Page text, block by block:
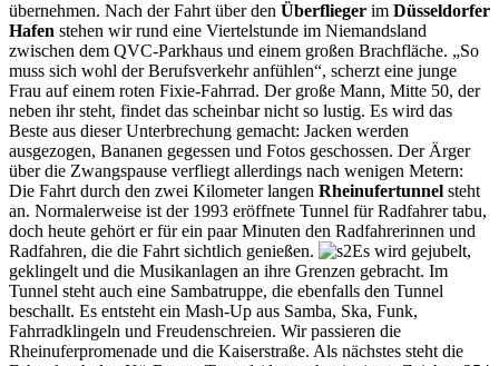
übernehmen. Nach der Fahrt über den Überflieger im Düsseldorfer
Hafen stehen wir rund eine Viertelstunde im Niemandsland
zwischen dem QVC-Parkhaus und einem großen Brachfläche. „So
muss sich wohl der Berufsverkehr anfühlen“, scherzt eine junge
Frau auf einem roten Fixie-Fahrrad. Der große Mann, Mitte 50, der
neben ihr steht, findet das scheinbar nicht so lustig. Es wird das
Beste aus dieser Unterbrechung gemacht: Jacken werden
ausgezogen, Bananen gegessen und Fotos geschossen. Der Ärger
über die Zwangspause verfliegt allerdings nach wenigen Metern:
Die Fahrt durch den zwei Kilometer langen Rheinufertunnel steht
an. Normalerweise ist der 1993 eröffnete Tunnel für Radfahrer tabu,
doch heute gehört er für ein paar Minuten den Radfahrerinnen und
Radfahren, die die Fahrt sichtlich genießen.
Es wird gejubelt,
geklingelt und die Musikanlagen an ihre Grenzen gebracht. Im
Tunnel steht auch eine Sambatruppe, die ebenfalls den Tunnel
beschallt. Es entsteht ein Mash-Up aus Samba, Ska, Funk,
Fahrradklingeln und Freudenschreien. Wir passieren die
Rheinuferpromenade und die Kaiserstraße. Als nächstes steht die